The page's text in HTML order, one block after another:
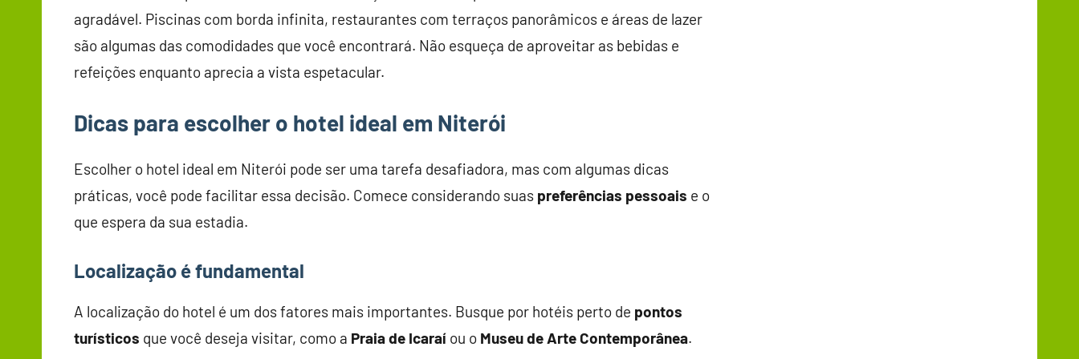
agradável. Piscinas com borda infinita, restaurantes com terraços panorâmicos e áreas de lazer
são algumas das comodidades que você encontrará. Não esqueça de aproveitar as bebidas e
refeições enquanto aprecia a vista espetacular.
Dicas para escolher o hotel ideal em Niterói
Escolher o hotel ideal em Niterói pode ser uma tarefa desafiadora, mas com algumas dicas
práticas, você pode facilitar essa decisão. Comece considerando suas preferências pessoais e o
que espera da sua estadia.
Localização é fundamental
A localização do hotel é um dos fatores mais importantes. Busque por hotéis perto de pontos
turísticos que você deseja visitar, como a Praia de Icaraí ou o Museu de Arte Contemporânea.